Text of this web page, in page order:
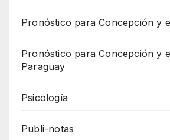
Pronóstico para Concepción y
Pronóstico para Concepción y
Paraguay
Psicología
Publi-notas